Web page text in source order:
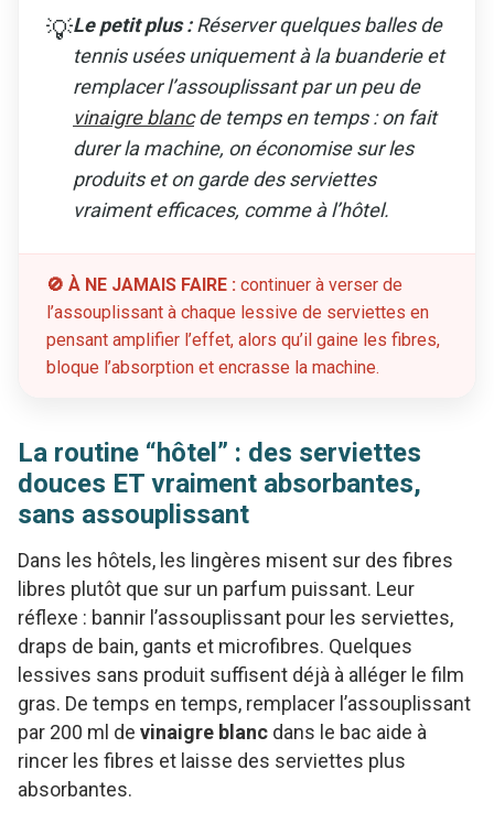
💡Le petit plus :Réserver quelques balles de
tennis usées uniquement à la buanderie et
remplacer l’assouplissant par un peu de
vinaigre blancde temps en temps : on fait
durer la machine, on économise sur les
produits et on garde des serviettes
vraiment efficaces, comme à l’hôtel.
🚫 À NE JAMAIS FAIRE : continuer à verser de
l’assouplissant à chaque lessive de serviettes en
pensant amplifier l’effet, alors qu’il gaine les fibres,
bloque l’absorption et encrasse la machine.
La routine “hôtel” : des serviettes
douces ET vraiment absorbantes,
sans assouplissant
Dans les hôtels, les lingères misent sur des fibres
libres plutôt que sur un parfum puissant. Leur
réflexe : bannir l’assouplissant pour les serviettes,
draps de bain, gants et microfibres. Quelques
lessives sans produit suffisent déjà à alléger le film
gras. De temps en temps, remplacer l’assouplissant
par 200 ml de vinaigre blanc dans le bac aide à
rincer les fibres et laisse des serviettes plus
absorbantes.